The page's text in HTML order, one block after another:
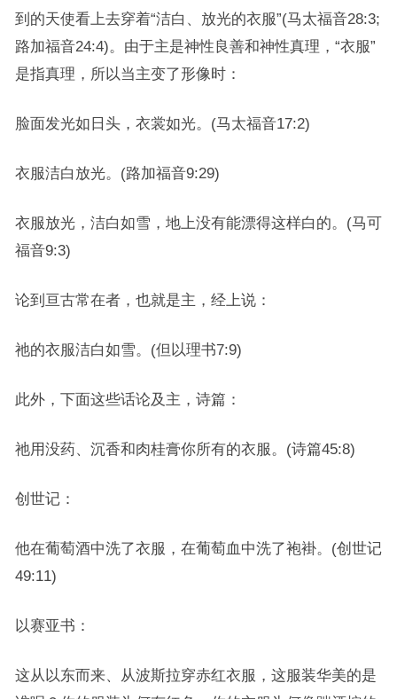
到的天使看上去穿着“洁白、放光的衣服”(马太福音28:3;
路加福音24:4)。由于主是神性良善和神性真理，“衣服”
是指真理，所以当主变了形像时：
脸面发光如日头，衣裳如光。(马太福音17:2)
衣服洁白放光。(路加福音9:29)
衣服放光，洁白如雪，地上没有能漂得这样白的。(马可
福音9:3)
论到亘古常在者，也就是主，经上说：
祂的衣服洁白如雪。(但以理书7:9)
此外，下面这些话论及主，诗篇：
祂用没药、沉香和肉桂膏你所有的衣服。(诗篇45:8)
创世记：
他在葡萄酒中洗了衣服，在葡萄血中洗了袍褂。(创世记
49:11)
以赛亚书：
这从以东而来、从波斯拉穿赤红衣服，这服装华美的是